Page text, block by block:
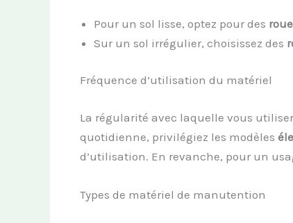
Pour un sol lisse, optez pour des
Sur un sol irrégulier, choisissez des
Fréquence d’utilisation du matériel
La régularité avec laquelle vous
quotidienne, privilégiez les modèles
d’utilisation. En revanche, pour un
Types de matériel de manutention